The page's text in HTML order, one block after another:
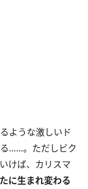
ような激しいド
……。ただしビク
けば、カリスマ
に生まれ変わる